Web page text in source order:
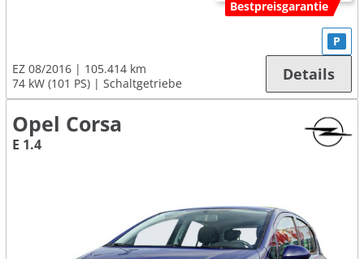
Bestpreisgarantie
EZ 08/2016
105.414 km
74 kW (101 PS)
Schaltgetriebe
P
Details
Opel Corsa
E 1.4